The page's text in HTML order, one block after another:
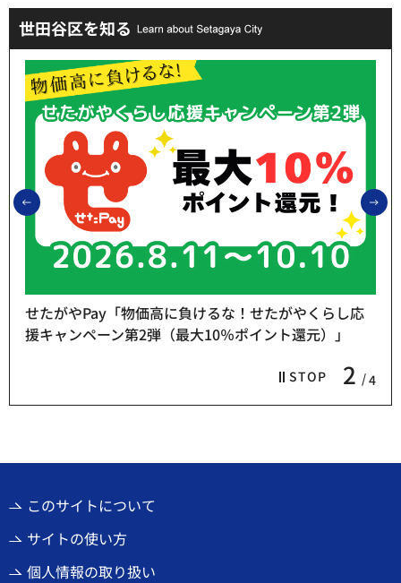
世田谷区を知る
前のスライドを表示
STOP 2 4
せたがやPay「物価高に負けるな！せたがやくらし応
援キャンペーン第2弾（最大10％ポイント還元）」
このサイトについて
サイトの使い方
個人情報の取り扱い